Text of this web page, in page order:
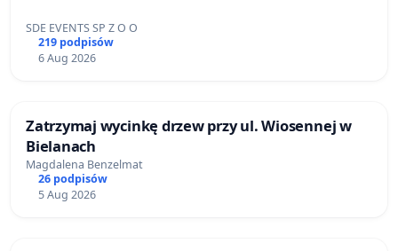
SDE EVENTS SP Z O O
219 podpisów
6 Aug 2026
Zatrzymaj wycinkę drzew przy ul. Wiosennej w
Bielanach
Magdalena Benzelmat
26 podpisów
5 Aug 2026